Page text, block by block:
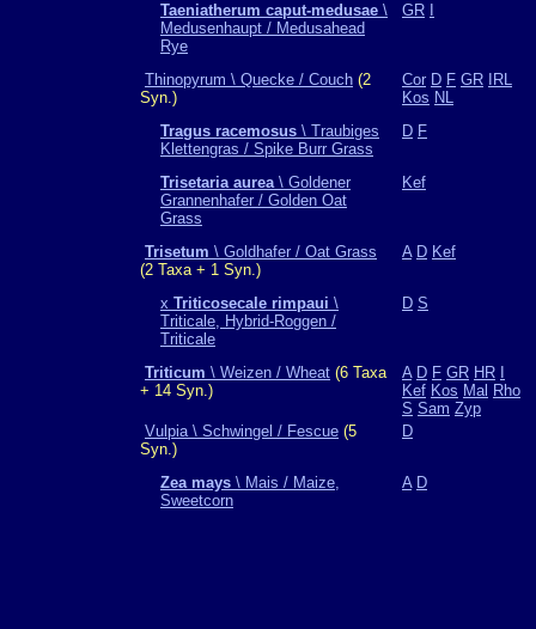
Taeniatherum caput-medusae \
Medusenhaupt / Medusahead
Rye
GR
Thinopyrum \ Quecke / Couch (2
Syn.)
Cor D F GR
IRL
Kos NL
Tragus racemosus \ Traubiges
Klettengras / Spike Burr Grass
D F
Trisetaria aurea\ Goldener
Grannenhafer / Golden Oat
Grass
Kef
Trisetum \ Goldhafer / Oat Grass
(2 Taxa + 1 Syn.)
A D Kef
x Triticosecale rimpaui \
Triticale, Hybrid-Roggen /
Triticale
D S
Triticum \ Weizen / Wheat (6 Taxa
+ 14 Syn.)
A D F GR HR
Kef Kos Mal Rho
S Sam Zyp
Vulpia \ Schwingel / Fescue (5
Syn.)
D
Zea mays \ Mais / Maize,
Sweetcorn
A D